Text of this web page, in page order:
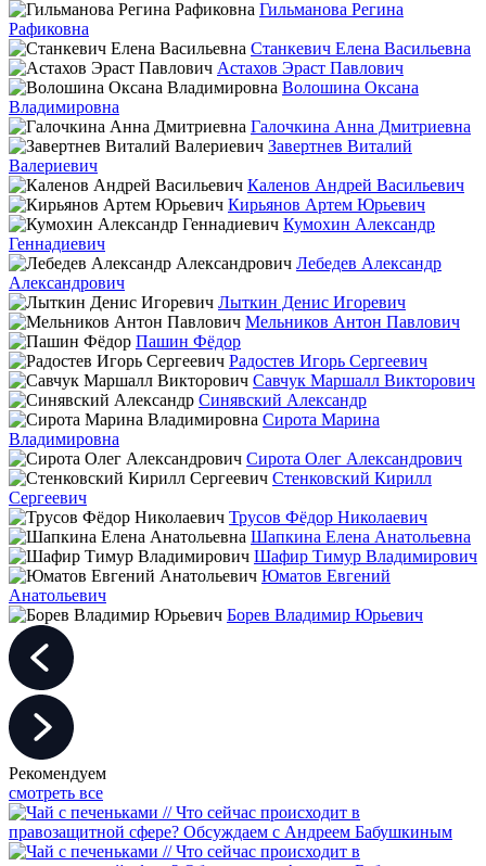
Гильманова Регина
Рафиковна
Станкевич Елена Васильевна
Астахов Эраст Павлович
Волошина Оксана
Владимировна
Галочкина Анна Дмитриевна
Завертнев Виталий
Валериевич
Каленов Андрей Васильевич
Кирьянов Артем Юрьевич
Кумохин Александр
Геннадиевич
Лебедев Александр
Александрович
Лыткин Денис Игоревич
Мельников Антон Павлович
Пашин Фёдор
Радостев Игорь Сергеевич
Савчук Маршалл Викторович
Синявский Александр
Сирота Марина
Владимировна
Сирота Олег Александрович
Стенковский Кирилл
Сергеевич
Трусов Фёдор Николаевич
Шапкина Елена Анатольевна
Шафир Тимур Владимирович
Юматов Евгений
Анатольевич
Борев Владимир Юрьевич
Рекомендуем
смотреть все